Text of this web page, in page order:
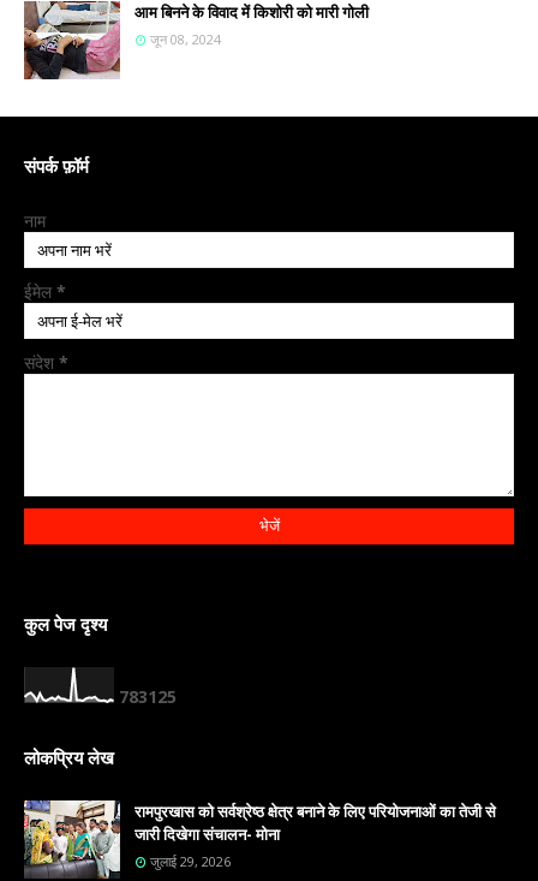
आम बिनने के विवाद में किशोरी को मारी गोली
जून 08, 2024
संपर्क फ़ॉर्म
नाम
ईमेल *
संदेश *
कुल पेज दृश्य
783125
लोकप्रिय लेख
रामपुरखास को सर्वश्रेष्ठ क्षेत्र बनाने के लिए परियोजनाओं का तेजी से
जारी दिखेगा संचालन- मोना
जुलाई 29, 2026